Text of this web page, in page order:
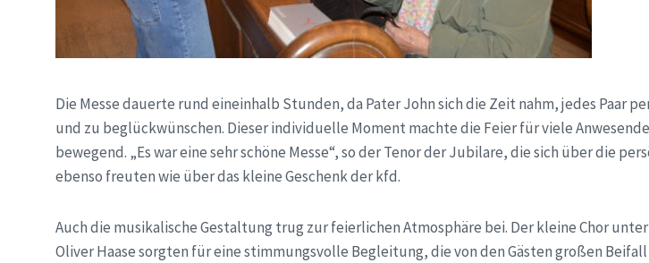
Die Messe dauerte rund eineinhalb Stunden, da Pater John sich die Zeit nahm, jedes Paar
und zu beglückwünschen. Dieser individuelle Moment machte die Feier für viele
bewegend. „Es war eine sehr schöne Messe“, so der Tenor der Jubilare, die sich über die
ebenso freuten wie über das kleine Geschenk der kfd.
Auch die musikalische Gestaltung trug zur feierlichen Atmosphäre bei. Der kleine Chor
Oliver Haase sorgten für eine stimmungsvolle Begleitung, die von den Gästen großen